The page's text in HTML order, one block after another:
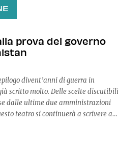
prova del governo
divent’anni di guerra in
scritto molto. Delle scelte discutibili
dalle ultime due amministrazioni
teatro si continuerà a scrivere a